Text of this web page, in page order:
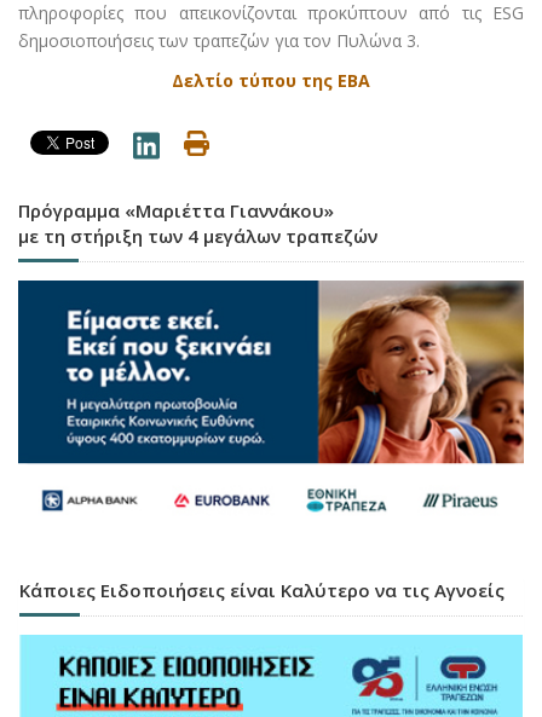
πληροφορίες που απεικονίζονται προκύπτουν από τις ESG
δημοσιοποιήσεις των τραπεζών για τον Πυλώνα 3.
Δελτίο τύπου της ΕΒΑ
Πρόγραμμα «Μαριέττα Γιαννάκου»
με τη στήριξη των 4 μεγάλων τραπεζών
Κάποιες Ειδοποιήσεις είναι Καλύτερο να τις Αγνοείς